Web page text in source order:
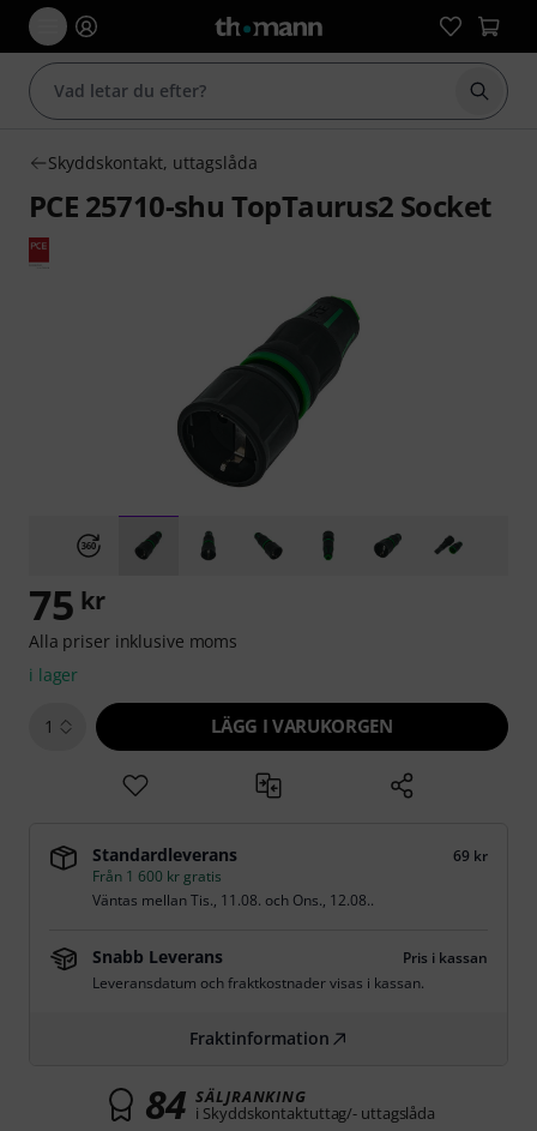
Börja
Skyddskontakt, uttagslåda
PCE 25710-shu TopTaurus2 Socket
75 kr
Alla priser inklusive moms
i lager
1 LÄGG I VARUKORGEN
Standardleverans
69 kr
Från 1 600 kr gratis
Väntas mellanTis., 11.08. och Ons., 12.08..
Snabb Leverans
Pris i kassan
Leveransdatum och fraktkostnader visas i kassan.
Fraktinformation
84 SÄLJRANKING
i Skyddskontaktuttag/- uttagslåda